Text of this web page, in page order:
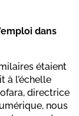
dans
étaient
à l’échelle
directrice
nous